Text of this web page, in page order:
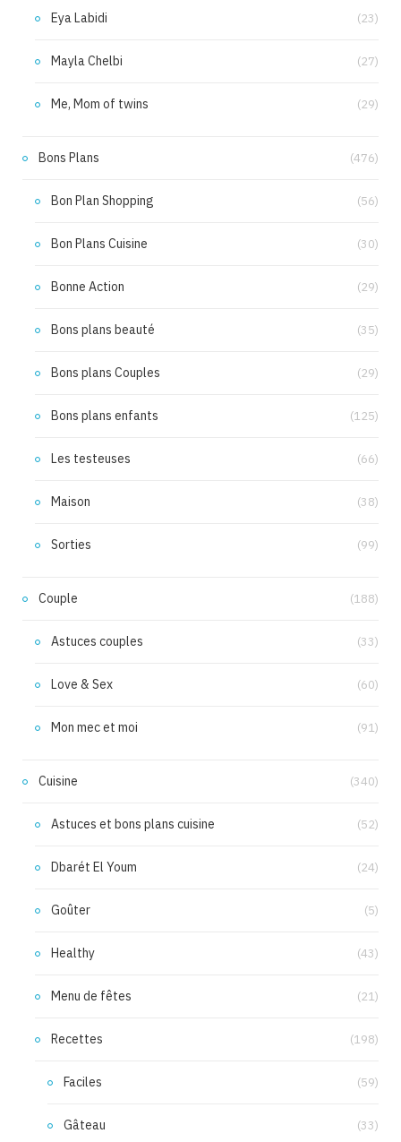
Eya Labidi (23)
Mayla Chelbi (27)
Me, Mom of twins (29)
Bons Plans (476)
Bon Plan Shopping (56)
Bon Plans Cuisine (30)
Bonne Action (29)
Bons plans beauté (35)
Bons plans Couples (29)
Bons plans enfants (125)
Les testeuses (66)
Maison (38)
Sorties (99)
Couple (188)
Astuces couples (33)
Love & Sex (60)
Mon mec et moi (91)
Cuisine (340)
Astuces et bons plans cuisine (52)
Dbarét El Youm (24)
Goûter (5)
Healthy (43)
Menu de fêtes (21)
Recettes (198)
Faciles (59)
Gâteau (33)